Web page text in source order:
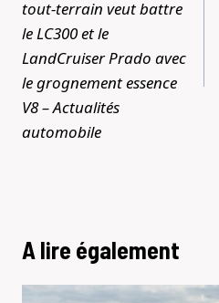
tout-terrain veut battre
le LC300 et le
LandCruiser Prado avec
le grognement essence
V8 – Actualités
automobile
A lire également